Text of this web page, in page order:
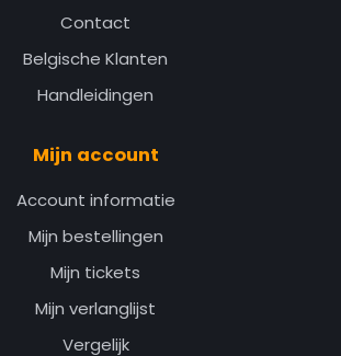
Contact
Belgische Klanten
Handleidingen
Mijn account
Account informatie
Mijn bestellingen
Mijn tickets
Mijn verlanglijst
Vergelijk